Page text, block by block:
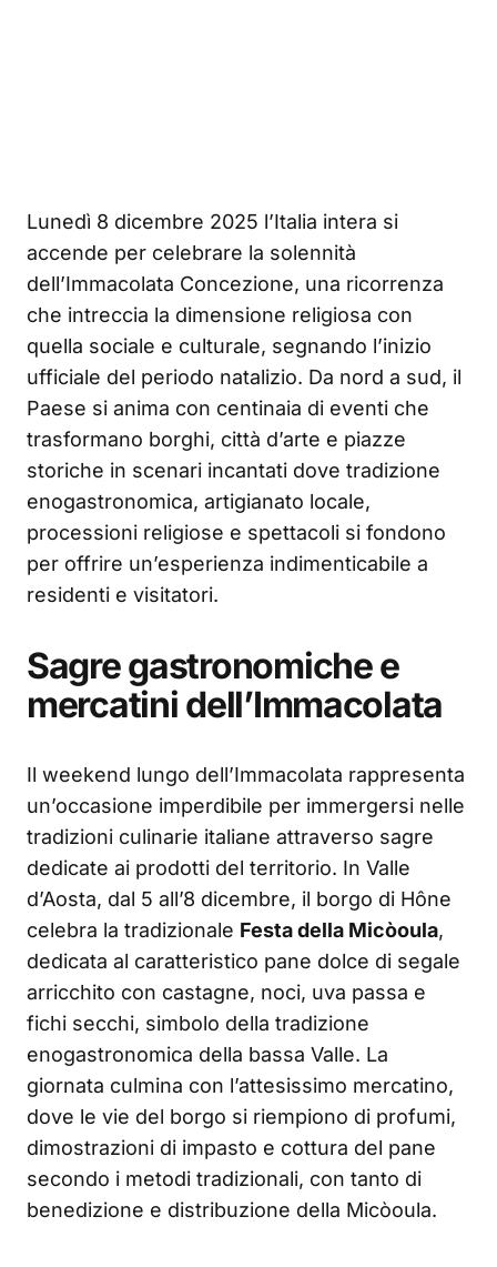
Lunedì 8 dicembre 2025 l’Italia intera si
accende per celebrare la solennità
dell’Immacolata Concezione, una ricorrenza
che intreccia la dimensione religiosa con
quella sociale e culturale, segnando l’inizio
ufficiale del periodo natalizio. Da nord a sud, il
Paese si anima con centinaia di eventi che
trasformano borghi, città d’arte e piazze
storiche in scenari incantati dove tradizione
enogastronomica, artigianato locale,
processioni religiose e spettacoli si fondono
per offrire un’esperienza indimenticabile a
residenti e visitatori.
Sagre gastronomiche e
mercatini dell’Immacolata
Il weekend lungo dell’Immacolata rappresenta
un’occasione imperdibile per immergersi nelle
tradizioni culinarie italiane attraverso sagre
dedicate ai prodotti del territorio. In Valle
d’Aosta, dal 5 all’8 dicembre, il borgo di Hône
celebra la tradizionale Festa della Micòoula,
dedicata al caratteristico pane dolce di segale
arricchito con castagne, noci, uva passa e
fichi secchi, simbolo della tradizione
enogastronomica della bassa Valle. La
giornata culmina con l’attesissimo mercatino,
dove le vie del borgo si riempiono di profumi,
dimostrazioni di impasto e cottura del pane
secondo i metodi tradizionali, con tanto di
benedizione e distribuzione della Micòoula.